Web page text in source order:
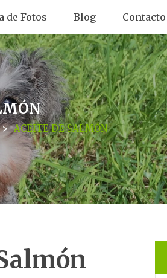
de Fotos Blog Contacto
> ACEITE DE SALMÓN